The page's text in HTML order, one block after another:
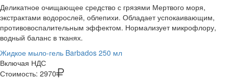
Деликатное очищающее средство с грязями Мертвого моря,
экстрактами водорослей, облепихи. Обладает успокаивающим,
противовоспалительным эффектом. Нормализует микрофлору,
водный баланс в тканях.
Жидкое мыло-гель Barbados 250 мл
Включая НДС
Стоимость: 2970